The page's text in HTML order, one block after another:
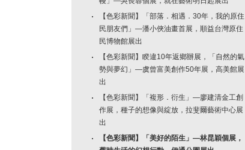
【色彩新聞】「部落．相遇．30年，我的原住
民朋友們」—潘小俠油畫首展，順益台灣原住
民博物館展出
【色彩新聞】睽違10年返鄉辦展，「自然的氣
勢與夢幻」—虞曾富美創作50年展，高美館展
出
【色彩新聞】「複形．衍生」—廖建清金工創
作展，種子的想像與綻放，拉斐爾藝術中心展
出
【色彩新聞】「美好的陌生」—林昆穎個展，